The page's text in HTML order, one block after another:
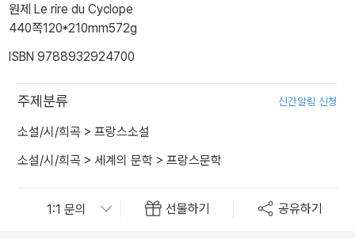
원제 Le rire du Cyclope
440쪽120*210mm572g
ISBN 9788932924700
주제분류 신간알림 신청
소설/시/희곡 > 프랑스소설
소설/시/희곡 > 세계의 문학 > 프랑스문학
선물하기 공유하기